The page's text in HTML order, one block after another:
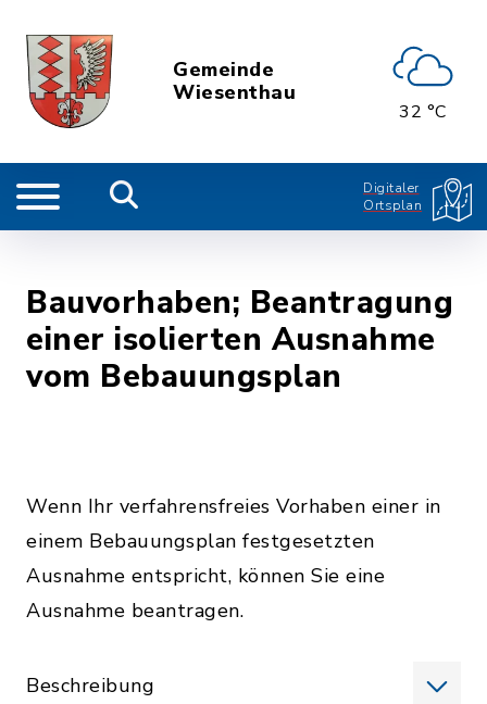
Gemeinde
Wiesenthau
32 °C
Digitaler
Ortsplan
Bauvorhaben; Beantragung
einer isolierten Ausnahme
vom Bebauungsplan
Wenn Ihr verfahrensfreies Vorhaben einer in
einem Bebauungsplan festgesetzten
Ausnahme entspricht, können Sie eine
Ausnahme beantragen.
Beschreibung